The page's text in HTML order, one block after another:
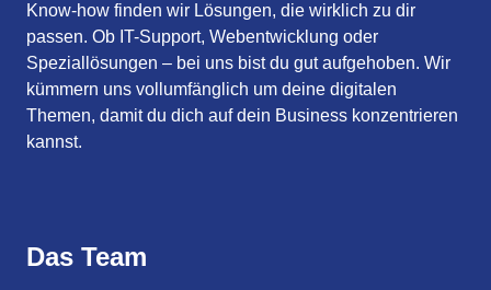
Know-how finden wir Lösungen, die wirklich zu dir
passen. Ob IT-Support, Webentwicklung oder
Speziallösungen – bei uns bist du gut aufgehoben. Wir
kümmern uns vollumfänglich um deine digitalen
Themen, damit du dich auf dein Business konzentrieren
kannst.
Das Team